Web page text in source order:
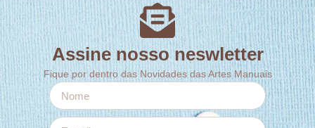
Assine nosso neswletter
Fique por dentro das Novidades das Artes Manuais